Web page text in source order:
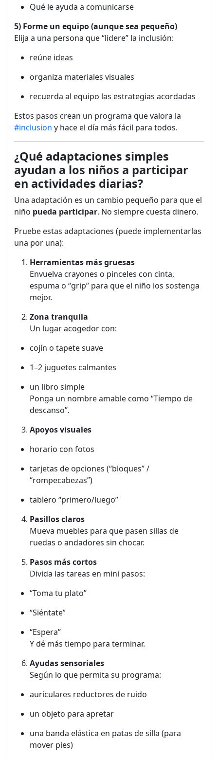
Qué le ayuda a comunicarse
5) Forme un equipo (aunque sea pequeño)
Elija a una persona que “lidere” la inclusión:
reúne ideas
organiza materiales visuales
recuerda al equipo las estrategias acordadas
Estos pasos crean un programa que valora la
#inclusion y hace el día más fácil para todos.
¿Qué adaptaciones simples
ayudan a los niños a participar
en actividades diarias?
Una adaptación es un cambio pequeño para que el
niño pueda participar. No siempre cuesta dinero.
Pruebe estas adaptaciones (puede implementarlas
una por una):
Herramientas más gruesas
Envuelva crayones o pinceles con cinta,
espuma o “grip” para que el niño los sostenga
mejor.
Zona tranquila
Un lugar acogedor con:
cojín o tapete suave
1–2 juguetes calmantes
un libro simple
Ponga un nombre amable como “Tiempo de
descanso”.
Apoyos visuales
horario con fotos
tarjetas de opciones (“bloques” /
“rompecabezas”)
tablero “primero/luego”
Pasillos claros
Mueva muebles para que pasen sillas de
ruedas o andadores sin chocar.
Pasos más cortos
Divida las tareas en mini pasos:
“Toma tu plato”
“Siéntate”
“Espera”
Y dé más tiempo para terminar.
Ayudas sensoriales
Según lo que permita su programa:
auriculares reductores de ruido
un objeto para apretar
una banda elástica en patas de silla (para
mover pies)